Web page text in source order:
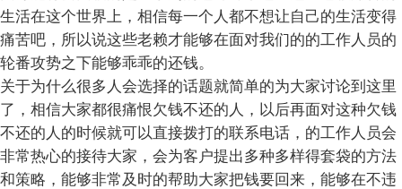
生活在这个世界上，相信每一个人都不想让自己的生活变得
痛苦吧，所以说这些老赖才能够在面对我们的的工作人员的
轮番攻势之下能够乖乖的还钱。
关于为什么很多人会选择的话题就简单的为大家讨论到这里
了，相信大家都很痛恨欠钱不还的人，以后再面对这种欠钱
不还的人的时候就可以直接拨打的联系电话，的工作人员会
非常热心的接待大家，会为客户提出多种多样得套袋的方法
和策略，能够非常及时的帮助大家把钱要回来，能够在不违